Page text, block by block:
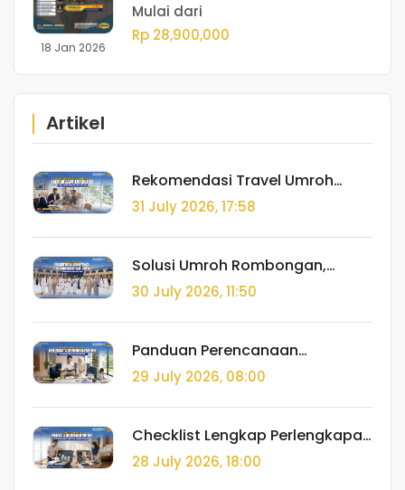
18 Jan 2026
Mulai dari
Rp 28,900,000
Artikel
Rekomendasi Travel Umroh
Terpercaya di Medan dengan
Izin PPIU Resmi dan Kantor Fisik
Jelas
31 July 2026, 17:58
Solusi Umroh Rombongan,
Komunitas, dan Corporate
Gathering di Tanah Suci
Bersama Sadar Group
30 July 2026, 11:50
Panduan Perencanaan
Tabungan Umroh Syariah Bebas
Riba Bersama Ekosistem Sadar
Group
29 July 2026, 08:00
Checklist Lengkap Perlengkapan
Umroh Musim Dingin dan Musim
Panas yang Wajib Disiapkan
28 July 2026, 18:00